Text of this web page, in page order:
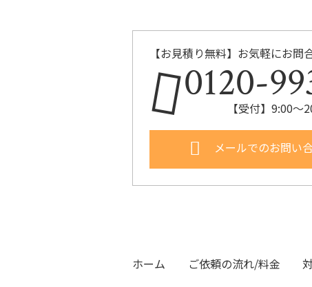
【お見積り無料】お気軽にお問
0120-
【受付】9:00
メールでのお問い
ホーム ご依頼の流れ/料金